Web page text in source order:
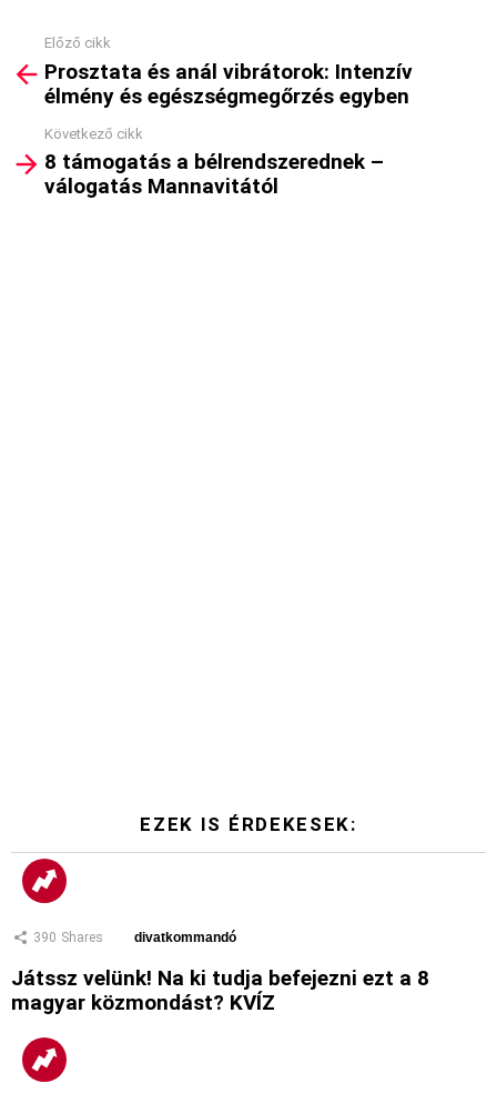
more
Előző cikk
Prosztata és anál vibrátorok: Intenzív
élmény és egészségmegőrzés egyben
Következő cikk
8 támogatás a bélrendszerednek –
válogatás Mannavitától
EZEK IS ÉRDEKESEK:
390 Shares divatkommandó
Játssz velünk! Na ki tudja befejezni ezt a 8
magyar közmondást? KVÍZ